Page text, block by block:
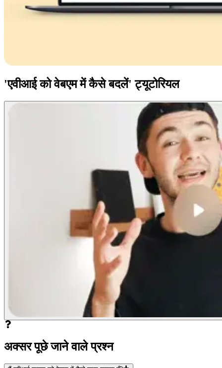
'एवीआई को वेबएम में कैसे बदलें' ट्यूटोरियल
अक्सर पूछे जाने वाले प्रश्न